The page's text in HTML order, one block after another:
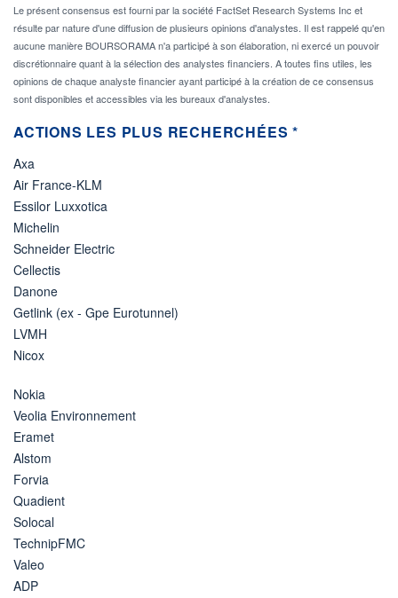
Le présent consensus est fourni par la société FactSet Research Systems Inc et
résulte par nature d'une diffusion de plusieurs opinions d'analystes. Il est rappelé qu'en
aucune manière BOURSORAMA n'a participé à son élaboration, ni exercé un pouvoir
discrétionnaire quant à la sélection des analystes financiers. A toutes fins utiles, les
opinions de chaque analyste financier ayant participé à la création de ce consensus
sont disponibles et accessibles via les bureaux d'analystes.
ACTIONS LES PLUS RECHERCHÉES *
Axa
Air France-KLM
Essilor Luxxotica
Michelin
Schneider Electric
Cellectis
Danone
Getlink (ex - Gpe Eurotunnel)
LVMH
Nicox
Nokia
Veolia Environnement
Eramet
Alstom
Forvia
Quadient
Solocal
TechnipFMC
Valeo
ADP